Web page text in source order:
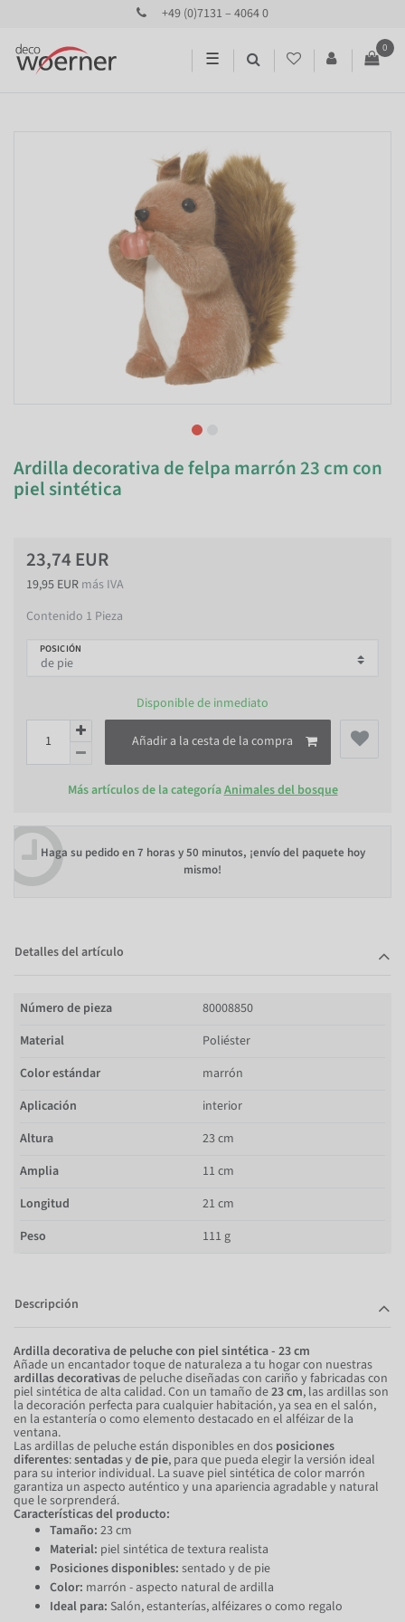
+49 (0)7131 – 4064 0
☰
0
Ardilla decorativa de felpa marrón 23 cm con
piel sintética
23,74 EUR
19,95 EUR más IVA
Contenido 1 Pieza
POSICIÓN
Disponible de inmediato
Añadir a la cesta de la compra
Más artículos de la categoríaAnimales del bosque
Haga su pedido en7 horas y 50 minutos, ¡envío del paquete hoy
mismo!
Detalles del artículo
Número de pieza
80008850
Material
Poliéster
Color estándar
marrón
Aplicación
interior
Altura
23 cm
Amplia
11 cm
Longitud
21 cm
Peso
111 g
Descripción
Ardilla decorativa de peluche con piel sintética - 23 cm
Añade un encantador toque de naturaleza a tu hogar con nuestras
ardillas decorativasde peluche diseñadas con cariño y fabricadas con
piel sintética de alta calidad. Con un tamaño de23 cm, las ardillas son
la decoración perfecta para cualquier habitación, ya sea en el salón,
en la estantería o como elemento destacado en el alféizar de la
ventana.
Las ardillas de peluche están disponibles en dos posiciones
diferentes:sentadasyde pie, para que pueda elegir la versión ideal
para su interior individual. La suave piel sintética de color marrón
garantiza un aspecto auténtico y una apariencia agradable y natural
que le sorprenderá.
Características del producto:
Tamaño: 23 cm
Material: piel sintética de textura realista
Posiciones disponibles: sentado y de pie
Color: marrón - aspecto natural de ardilla
Ideal para: Salón, estanterías, alféizares o como regalo